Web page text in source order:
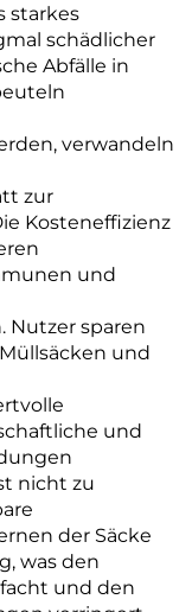
starkes
schädlicher
Abfälle in
verwandeln
zur
Kosteneffizienz
und
Nutzer sparen
und
und
nicht zu
der Säcke
was den
und den